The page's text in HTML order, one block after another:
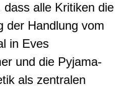
dass alle Kritiken die
der Handlung vom
in Eves
und die Pyjama-
als zentralen